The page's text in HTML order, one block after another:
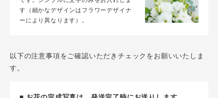
す（細かなデザインはフラワーデザイナ
ーにより異なります）。
以下の注意事項をご確認いただきチェックをお願いいたしま
す。